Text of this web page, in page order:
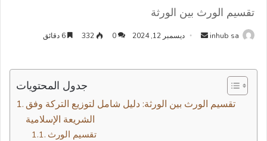
تقسيم الورث بين الورثة
inhub sa
أرسل ديسمبر 12, 2024 0
332
جدول المحتويات
تقسيم الورث بين الورثة: دليل شامل لتوزيع التركة وفق
الشريعة الإسلامية
تقسيم الورث